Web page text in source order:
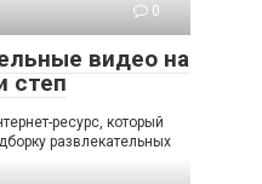
0
видео на
степ
ресурс, который
развлекательных